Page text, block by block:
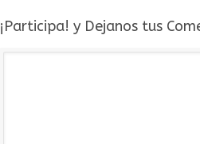
¡Participa! y Dejanos tus